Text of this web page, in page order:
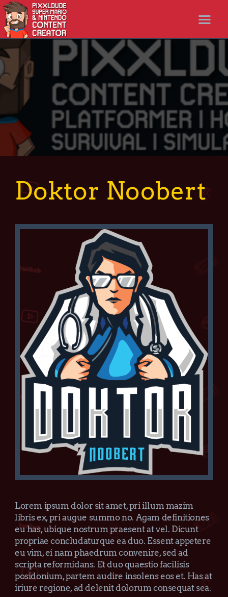
STARTSEITE
NEWS
STREAMS
LET’S PLAYS
NICER SHOP
FOLLOW ME
Doktor Noobert
Lorem ipsum dolor sit amet, pri illum mazim
libris ex, pri augue summo no. Agam definitiones
eu has, ubique nostrum praesent at vel. Dicunt
propriae concludaturque ea duo. Essent appetere
eu vim, ei nam phaedrum convenire, sed ad
scripta reformidans. Et duo quaestio facilisis
posidonium, partem audire insolens eos et. Has at
iriure regione, ad delenit dolorum consequat sea.